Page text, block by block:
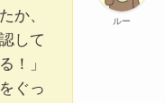
ルー
か、
して
！」
ぐっ